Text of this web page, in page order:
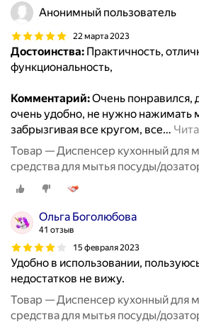
Анонимный пользователь
22 марта 2023
Достоинства: Практичность,
функциональность,
Комментарий:Очень понравился,
очень удобно, не нужно нажимать
забрызгивая все кругом, все…
Товар — Диспенсер кухонный для
средства для мытья посуды/
Ольга Боголюбова
41 отзыв
15 февраля 2023
Удобно в использовании,
недостатков не вижу.
Товар — Диспенсер кухонный для
средства для мытья посуды/